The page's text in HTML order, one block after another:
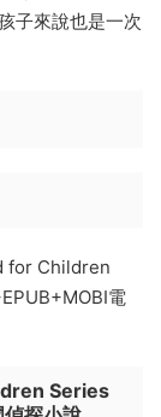
子來說也是一次
for Children
電
Series